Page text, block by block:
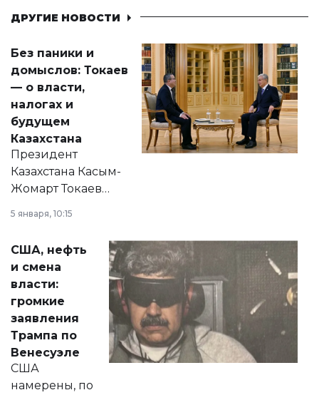
ДРУГИЕ НОВОСТИ
Без паники и
домыслов: Токаев
— о власти,
налогах и
будущем
Казахстана
Президент
Казахстана Касым-
Жомарт Токаев
сразу несколько
актуальных тем —
от слухов о
политических
реформах до
вопросов армии,
экономики и
личного здоровья.
5 января, 10:15
США, нефть
и смена
власти:
громкие
заявления
Трампа по
Венесуэле
США
намерены, по